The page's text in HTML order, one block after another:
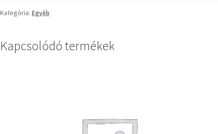
Kategória: Egyéb
Kapcsolódó termékek